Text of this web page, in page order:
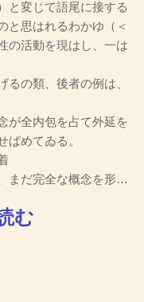
と変じて語尾に接する
と思はれるわかゆ（＜
の活動を現はし、一は
の類、後者の例は、
が全内包を占て外延を
ばめてゐる。
まだ完全な概念を形…
む